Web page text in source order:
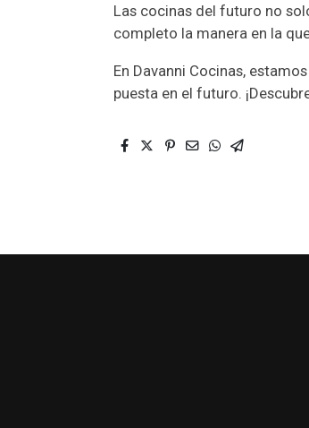
Las cocinas del futuro no
completo la manera en la
En Davanni Cocinas,
puesta en el futuro.